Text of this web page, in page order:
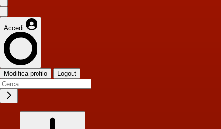
Accedi
Modifica profilo Logout